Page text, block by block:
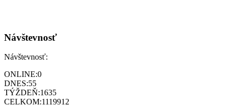
Návštevnosť
Návštevnosť:
ONLINE:0
DNES:55
TÝŽDEŇ:1635
CELKOM:1119912